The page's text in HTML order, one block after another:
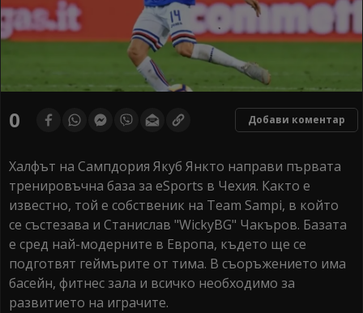
0 Добави коментар
Халфът на Сампдория Якуб Янкто направи първата
тренировъчна база за еSports в Чехия. Както е
известно, той е собственик на Team Sampi, в който
се състезава и Станислав "WickyBG" Чакъров. Базата
е сред най-модерните в Европа, където ще се
подготвят геймърите от тима. В съоръжението има
басейн, фитнес зала и всичко необходимо за
развитието на играчите.